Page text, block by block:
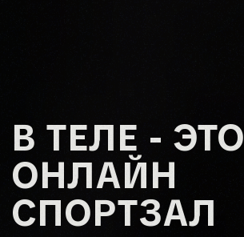
В ТЕЛЕ - ЭТО
ОНЛАЙН
СПОРТЗАЛ